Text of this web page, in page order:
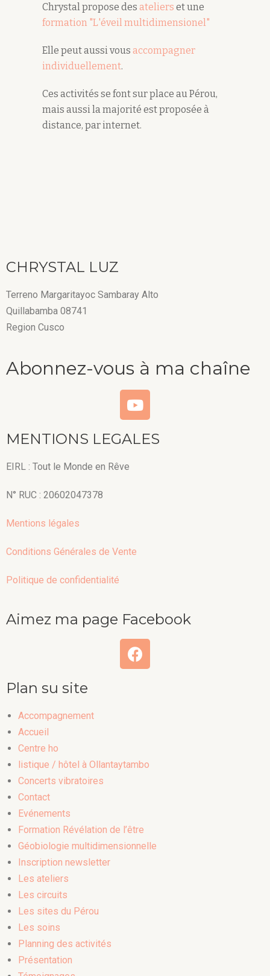
Chrystal propose des ateliers et une
formation "L'éveil multidimensionel"
Elle peut aussi vous accompagner
individuellement.
Ces activités se font sur place au Pérou,
mais aussi la majorité est proposée à
distance, par internet.
CHRYSTAL LUZ
Terreno Margaritayoc Sambaray Alto
Quillabamba 08741
Region Cusco
Abonnez-vous à ma chaîne
MENTIONS LEGALES
EIRL : Tout le Monde en Rêve
N° RUC : 20602047378
Mentions légales
Conditions Générales de Vente
Politique de confidentialité
Aimez ma page Facebook
Plan su site
Accompagnement
Accueil
Centre ho
listique / hôtel à Ollantaytambo
Concerts vibratoires
Contact
Evénements
Formation Révélation de l’être
Géobiologie multidimensionnelle
Inscription newsletter
Les ateliers
Les circuits
Les sites du Pérou
Les soins
Planning des activités
Présentation